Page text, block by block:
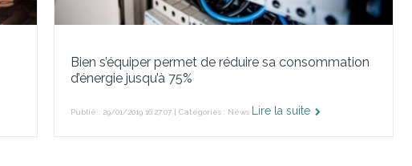
Bien s’équiper permet de réduire sa consommation
d’énergie jusqu’à 75%
Publié : 29/01/2019 16:27:07 | Catégories : News Lire la suite